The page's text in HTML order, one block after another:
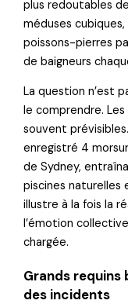
plus redoutables
méduses
poissons-pierres
de baigneurs
La question n’est
le comprendre.
souvent
enregistré 4
de Sydney,
piscines naturelles
illustre à la fois la
l’émotion
chargée.
Grands requins
des incidents